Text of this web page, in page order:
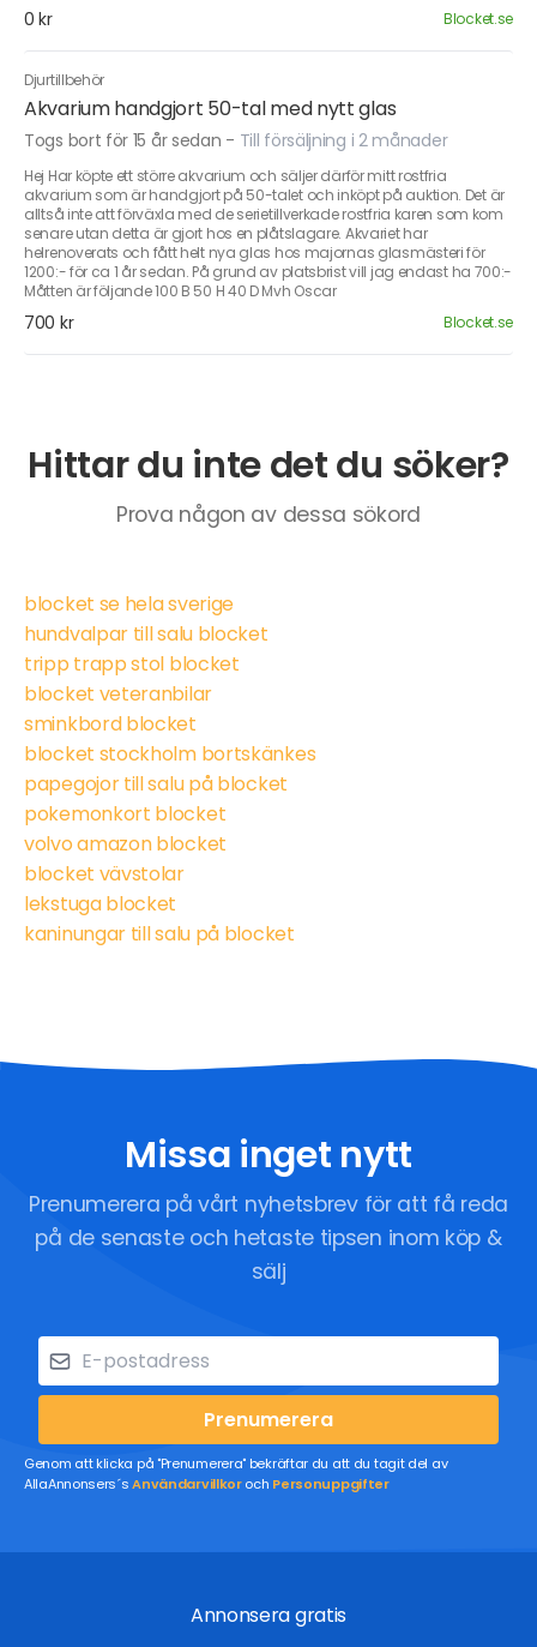
0 kr Blocket.se
Djurtillbehör
Akvarium handgjort 50-tal med nytt glas
Togs bort för 15 år sedan - Till försäljning i 2 månader
Hej Har köpte ett större akvarium och säljer därför mitt rostfria
akvarium som är handgjort på 50-talet och inköpt på auktion. Det är
alltså inte att förväxla med de serietillverkade rostfria karen som kom
senare utan detta är gjort hos en plåtslagare. Akvariet har
helrenoverats och fått helt nya glas hos majornas glasmästeri för
1200:- för ca 1 år sedan. På grund av platsbrist vill jag endast ha 700:-
Måtten är följande 100 B 50 H 40 D Mvh Oscar
700 kr Blocket.se
Hittar du inte det du söker?
Prova någon av dessa sökord
blocket se hela sverige
hundvalpar till salu blocket
tripp trapp stol blocket
blocket veteranbilar
sminkbord blocket
blocket stockholm bortskänkes
papegojor till salu på blocket
pokemonkort blocket
volvo amazon blocket
blocket vävstolar
lekstuga blocket
kaninungar till salu på blocket
Missa inget nytt
Prenumerera på vårt nyhetsbrev för att få reda
på de senaste och hetaste tipsen inom köp &
sälj
Prenumerera
Genom att klicka på "Prenumerera" bekräftar du att du tagit del av
AllaAnnonsers´sAnvändarvillkoroch Personuppgifter
Annonsera gratis